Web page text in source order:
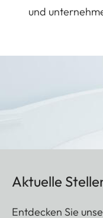
und
Aktuelle
Entdecken Sie